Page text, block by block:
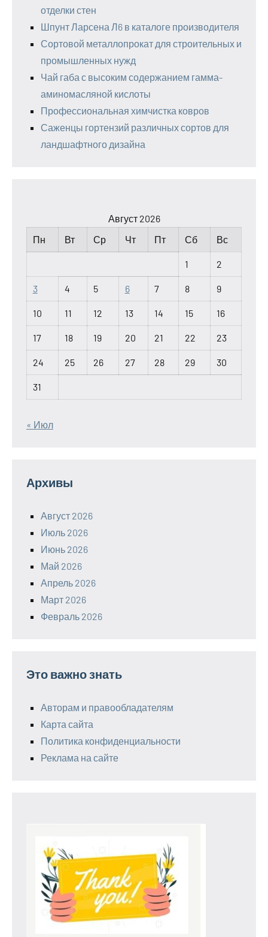
отделки стен
Шпунт Ларсена Л6 в каталоге производителя
Сортовой металлопрокат для строительных и
промышленных нужд
Чай габа с высоким содержанием гамма-
аминомасляной кислоты
Профессиональная химчистка ковров
Саженцы гортензий различных сортов для
ландшафтного дизайна
Август 2026
Пн
Вт Ср Чт Пт Сб Вс
1 2
3 4 5 6 7 8 9
10 11 12 13 14 15 16
17 18 19 20 21 22 23
24 25 26 27 28 29 30
31
« Июл
Архивы
Август 2026
Июль 2026
Июнь 2026
Май 2026
Апрель 2026
Март 2026
Февраль 2026
Это важно знать
Авторам и правообладателям
Карта сайта
Политика конфиденциальности
Реклама на сайте